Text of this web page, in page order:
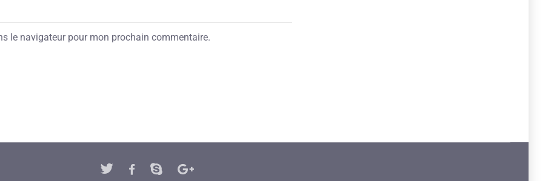
le navigateur pour mon prochain commentaire.